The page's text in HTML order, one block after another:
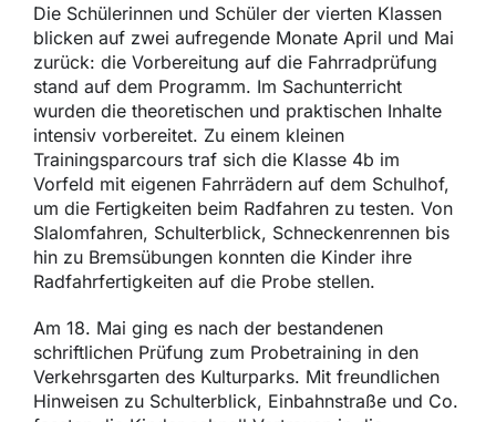
Die Schülerinnen und Schüler der vierten Klassen
blicken auf zwei aufregende Monate April und Mai
zurück: die Vorbereitung auf die Fahrradprüfung
stand auf dem Programm. Im Sachunterricht
wurden die theoretischen und praktischen Inhalte
intensiv vorbereitet. Zu einem kleinen
Trainingsparcours traf sich die Klasse 4b im
Vorfeld mit eigenen Fahrrädern auf dem Schulhof,
um die Fertigkeiten beim Radfahren zu testen. Von
Slalomfahren, Schulterblick, Schneckenrennen bis
hin zu Bremsübungen konnten die Kinder ihre
Radfahrfertigkeiten auf die Probe stellen.
Am 18. Mai ging es nach der bestandenen
schriftlichen Prüfung zum Probetraining in den
Verkehrsgarten des Kulturparks. Mit freundlichen
Hinweisen zu Schulterblick, Einbahnstraße und Co.